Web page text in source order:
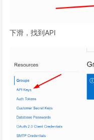
下滑，找到API